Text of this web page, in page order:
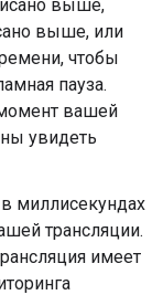
выше,
выше, или
чтобы
пауза.
вашей
увидеть
миллисекундах
трансляции.
имеет